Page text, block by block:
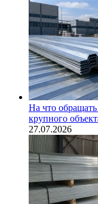
На что
крупного
27.07.2026